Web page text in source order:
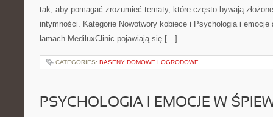
tak, aby pomagać zrozumieć tematy, które często bywają
intymności. Kategorie Nowotwory kobiece i Psychologia i emocje
łamach MediluxClinic pojawiają się […]
CATEGORIES: BASENY DOMOWE I OGRODOWE
PSYCHOLOGIA I EMOCJE W